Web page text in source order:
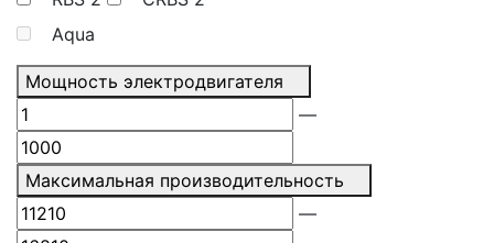
Aqua
Мощность электродвигателя
—
Максимальная производительность
—